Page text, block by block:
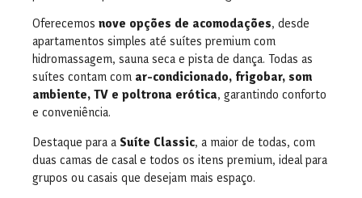
Oferecemos nove opções de acomodações, desde
apartamentos simples até suítes premium com
hidromassagem, sauna seca e pista de dança. Todas as
suítes contam com ar-condicionado, frigobar, som
ambiente, TV e poltrona erótica, garantindo conforto
e conveniência.
Destaque para a Suíte Classic, a maior de todas, com
duas camas de casal e todos os itens premium, ideal para
grupos ou casais que desejam mais espaço.